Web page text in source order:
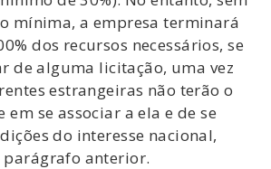
mínima, a empresa terminará
dos recursos necessários, se
de alguma licitação, uma vez
estrangeiras não terão o
se associar a ela e de se
do interesse nacional,
parágrafo anterior.